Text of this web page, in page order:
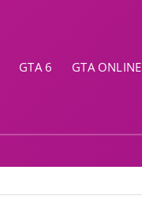
GTA 6 GTA ONLINE